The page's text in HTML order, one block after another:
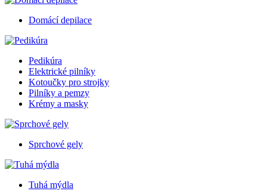
Domácí depilace
Pedikúra
Elektrické pilníky
Kotoučky pro strojky
Pilníky a pemzy
Krémy a masky
Sprchové gely
Tuhá mýdla